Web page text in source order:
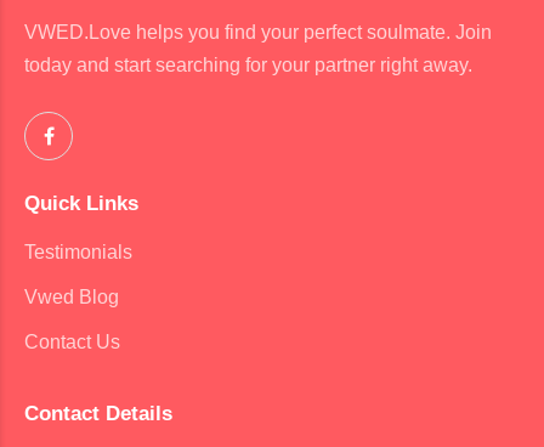
VWED.Love helps you find your perfect soulmate. Join
today and start searching for your partner right away.
Quick Links
Testimonials
Vwed Blog
Contact Us
Contact Details